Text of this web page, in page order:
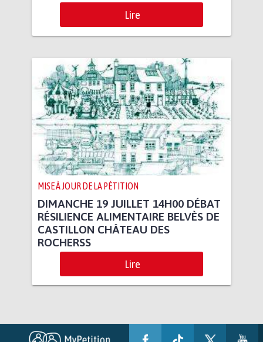
Lire
MISE À JOUR DE LA PÉTITION
DIMANCHE 19 JUILLET 14H00 DÉBAT
RÉSILIENCE ALIMENTAIRE BELVÈS DE
CASTILLON CHÂTEAU DES
ROCHERSS
Lire